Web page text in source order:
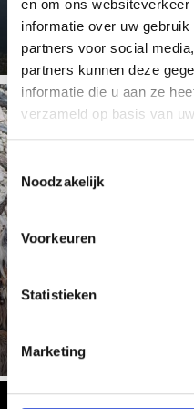
en om ons
informatie over uw
partners voor social
partners kunnen deze
informatie die u aan ze
verzameld op basis van
Toestemmingsselectie
Noodzakelijk
Voorkeuren
Statistieken
Marketing
Meer weten
Op 5 december, in deze
Meer weten